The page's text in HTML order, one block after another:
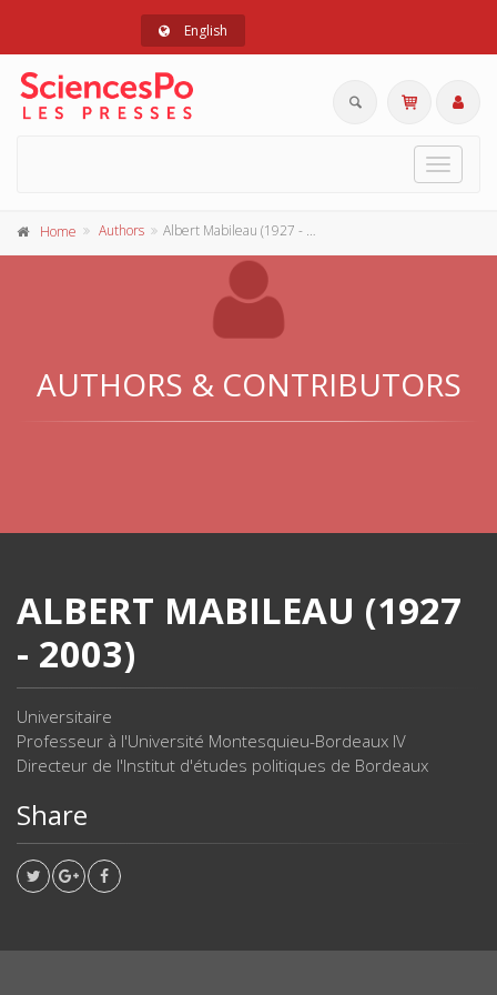
English
Toggle
Home Authors Albert Mabileau (1927 - 2003)
AUTHORS & CONTRIBUTORS
ALBERT MABILEAU (1927
- 2003)
Universitaire
Professeur à l'Université Montesquieu-Bordeaux IV
Directeur de l'Institut d'études politiques de Bordeaux
Share